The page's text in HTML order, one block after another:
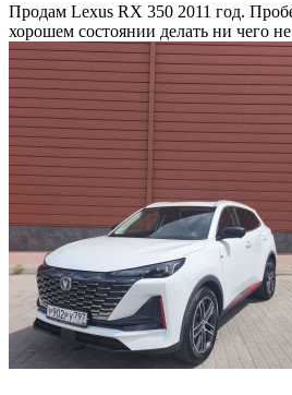
Продам Lexus RX 350 2011 год.
хорошем состоянии делать ни чего